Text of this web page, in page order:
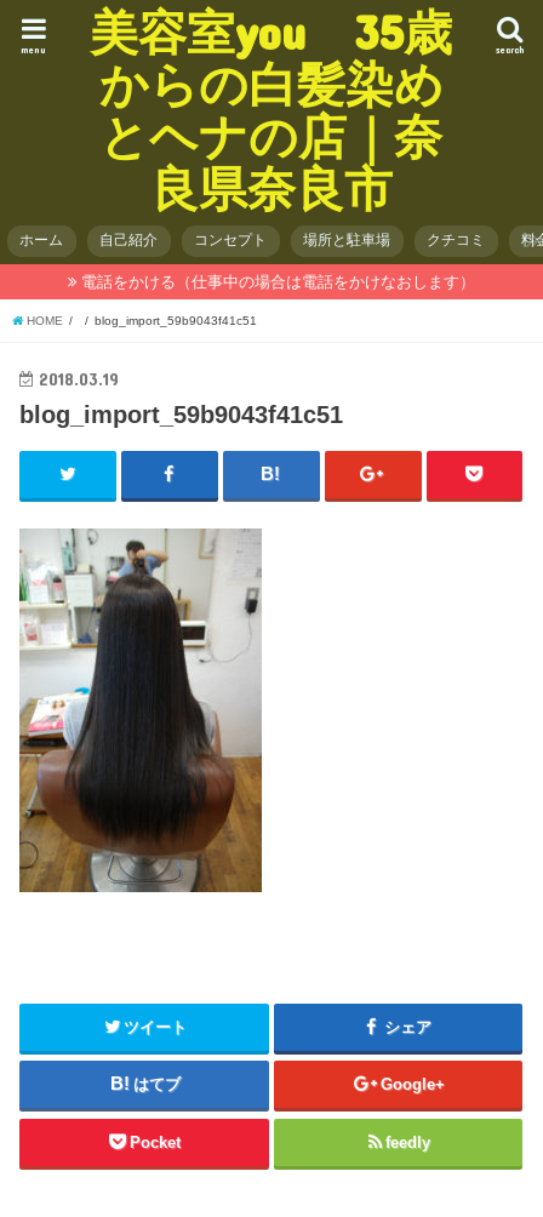
美容室you 35歳
からの白髪染め
とヘナの店｜奈
良県奈良市
search
menu
ホーム 自己紹介 コンセプト 場所と駐車場 クチコミ 料
電話をかける（仕事中の場合は電話をかけなおします）
HOME blog_import_59b9043f41c51
2018.03.19
blog_import_59b9043f41c51
ツイート シェア
はてブ Google+
Pocket feedly